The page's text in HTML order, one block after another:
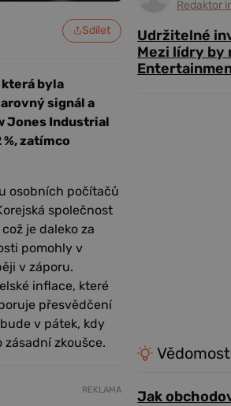
Sdílet
byla
signál a
Jones Industrial
zatímco
osobních počítačů
společnost
je daleko za
pomohly v
v záporu.
inflace, které
přesvědčení
v pátek, kdy
zkoušce.
REKLAMA
Redaktor
Udržitelné
Mezi lídry by
Jak